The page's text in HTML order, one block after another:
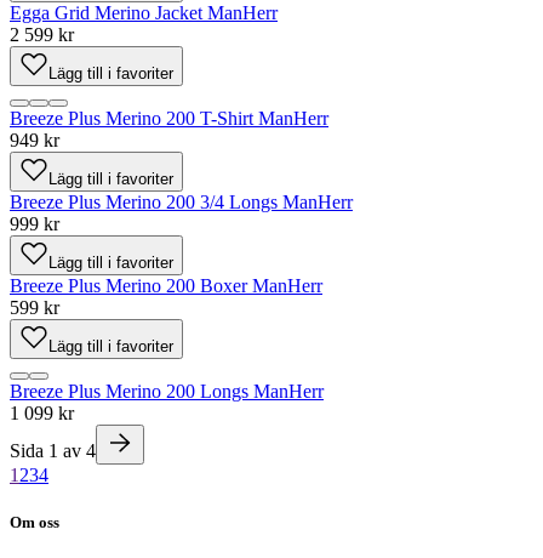
Egga Grid Merino Jacket ManHerr
2 599 kr
Lägg till i favoriter
Breeze Plus Merino 200 T-Shirt ManHerr
949 kr
Lägg till i favoriter
Breeze Plus Merino 200 3/4 Longs ManHerr
999 kr
Lägg till i favoriter
Breeze Plus Merino 200 Boxer ManHerr
599 kr
Lägg till i favoriter
Breeze Plus Merino 200 Longs ManHerr
1 099 kr
Sida 1 av 4
1 234
Om oss